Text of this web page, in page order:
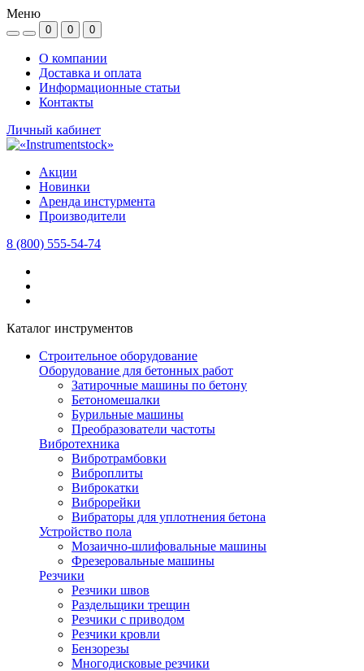
Меню
0 0 0
О компании
Доставка и оплата
Информационные статьи
Контакты
Личный кабинет
Акции
Новинки
Аренда инстурмента
Производители
8 (800) 555-54-74
Каталог инструментов
Строительное оборудование
Оборудование для бетонных работ
Затирочные машины по бетону
Бетономешалки
Бурильные машины
Преобразователи частоты
Вибротехника
Вибротрамбовки
Виброплиты
Виброкатки
Виброрейки
Вибраторы для уплотнения бетона
Устройство пола
Мозаично-шлифовальные машины
Фрезеровальные машины
Резчики
Резчики швов
Раздельщики трещин
Резчики с приводом
Резчики кровли
Бензорезы
Многодисковые резчики